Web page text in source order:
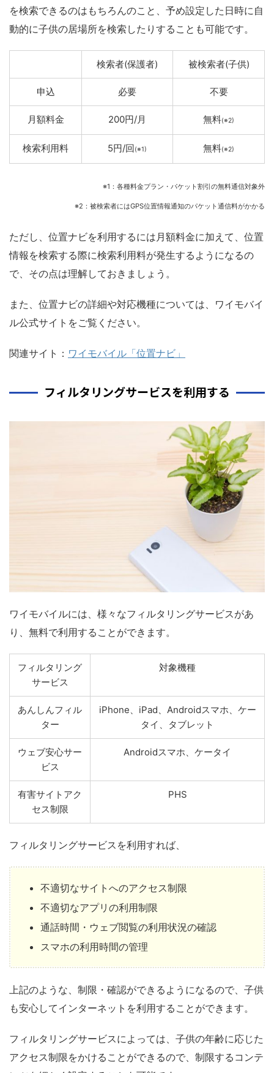
を検索できるのはもちろんのこと、予め設定した日時に自
動的に子供の居場所を検索したりすることも可能です。
検索者(保護者) 被検索者(子供)
申込 必要 不要
月額料金 200円/月 無料(※2)
検索利用料 5円/回(※1) 無料(※2)
※1：各種料金プラン・パケット割引の無料通信対象外
※2：被検索者にはGPS位置情報通知のパケット通信料がかかる
ただし、位置ナビを利用するには月額料金に加えて、位置
情報を検索する際に検索利用料が発生するようになるの
で、その点は理解しておきましょう。
また、位置ナビの詳細や対応機種については、ワイモバイ
ル公式サイトをご覧ください。
関連サイト： ワイモバイル「位置ナビ」
フィルタリングサービスを利用する
ワイモバイルには、様々なフィルタリングサービスがあ
り、無料で利用することができます。
フィルタリング
サービス
対象機種
あんしんフィル
ター
iPhone、iPad、Androidスマホ、ケー
タイ、タブレット
ウェブ安心サー
ビス
Androidスマホ、ケータイ
有害サイトアク
セス制限
PHS
フィルタリングサービスを利用すれば、
不適切なサイトへのアクセス制限
不適切なアプリの利用制限
通話時間・ウェブ閲覧の利用状況の確認
スマホの利用時間の管理
上記のような、制限・確認ができるようになるので、子供
も安心してインターネットを利用することができます。
フィルタリングサービスによっては、子供の年齢に応じた
アクセス制限をかけることができるので、制限するコンテ